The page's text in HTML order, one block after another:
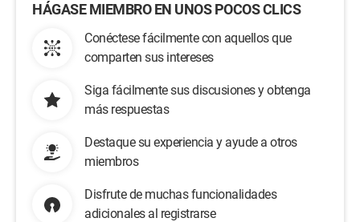
HÁGASE MIEMBRO EN UNOS POCOS CLICS
Conéctese fácilmente con aquellos que
comparten sus intereses
Siga fácilmente sus discusiones y obtenga
más respuestas
Destaque su experiencia y ayude a otros
miembros
Disfrute de muchas funcionalidades
adicionales al registrarse